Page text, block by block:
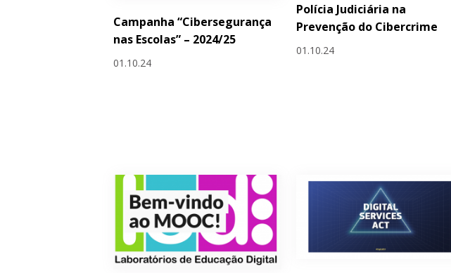
Campanha “Cibersegurança
nas Escolas” – 2024/25
01.10.24
Polícia Judiciária na
Prevenção do Cibercrime
01.10.24